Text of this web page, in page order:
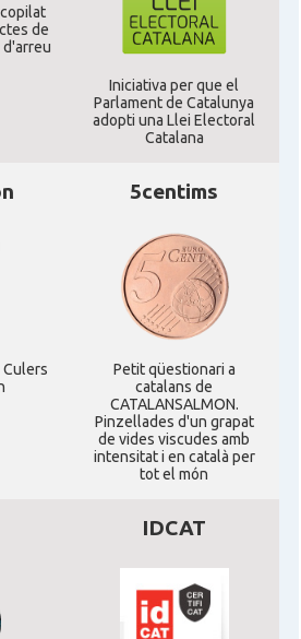
de
Iniciativa per que el
Parlament de Catalunya
adopti una Llei Electoral
Catalana
Culers
5centims
Petit qüestionari a
catalans de
CATALANSALMON.
Pinzellades d'un grapat
de vides viscudes amb
intensitat i en català per
tot el món
IDCAT